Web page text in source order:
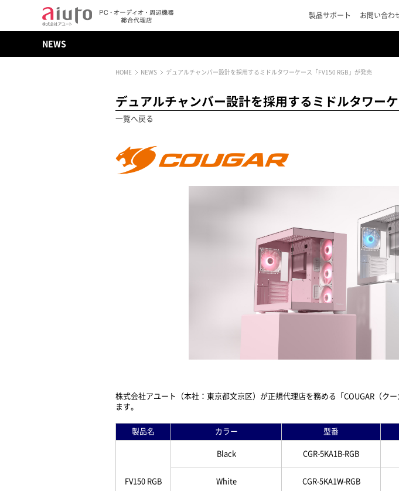
製品サポート お問い合わ
NEWS
HOME NEWS デュアルチャンバー設計を採用するミドルタワーケース「FV150 RGB」が発売
デュアルチャンバー設計を採用するミドルタワー
一覧へ戻る
株式会社アユート（本社：東京都文京区）が正規代理店を務める「COUGAR（ク
ます。
製品名 カラー 型番
FV150 RGB
Black CGR-5KA1B-RGB
White CGR-5KA1W-RGB